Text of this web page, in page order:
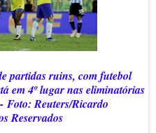
partidas ruins, com futebol
em 4º lugar nas eliminatórias
-Foto: Reuters/Ricardo
Reservados